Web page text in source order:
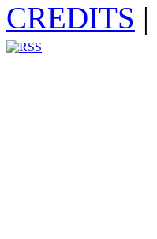
CREDITS |